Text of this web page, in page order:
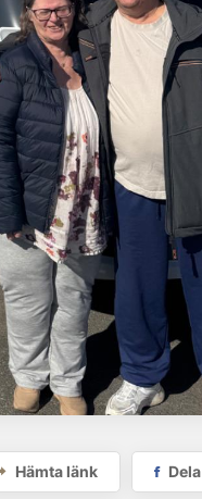
Hämta länk Dela